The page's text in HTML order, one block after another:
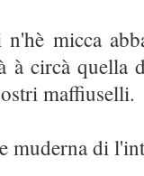
micca
à circà quella
maffiuselli.
muderna di